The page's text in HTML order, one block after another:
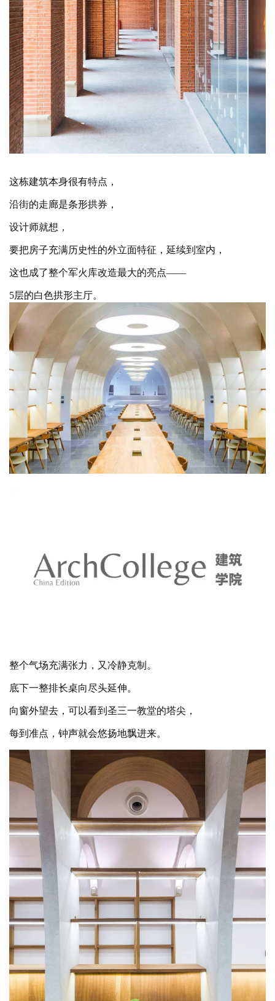
这栋建筑本身很有特点，
沿街的走廊是条形拱券，
设计师就想，
要把房子充满历史性的外立面特征，延续到室内，
这也成了整个军火库改造最大的亮点——
5层的白色拱形主厅。
底下一整排长桌向尽头延伸。
向窗外望去，可以看到圣三一教堂的塔尖，
每到准点，钟声就会悠扬地飘进来。